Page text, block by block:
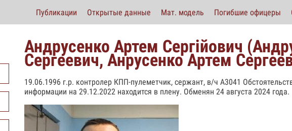
Публикации Открытые данные Мат. модель Погибшие офицеры
Андрусенко Артем Сергійович
Сергеевич, Анрусенко Артем
19.06.1996 г.р. контролер КПП-пулеметчик, сержант, в/ч А3041
информации на 29.12.2022 находится в плену. Обменян 24 августа 2024 года.